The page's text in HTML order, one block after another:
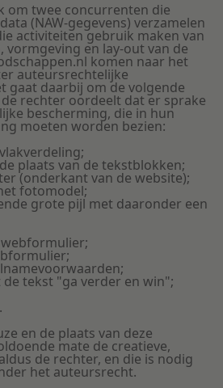
om twee concurrenten die
(NAW-gegevens) verzamelen
activiteiten gebruik maken van
vormgeving en lay-out van de
komen naar het
auteursrechtelijke
gaat daarbij om de volgende
rechter oordeelt dat er sprake
bescherming, die in hun
moeten worden bezien:
plaats van de tekstblokken;
(onderkant van de website);
fotomodel;
grote pijl met daaronder een
tekst "ga verder en win";
en de plaats van deze
mate de creatieve,
de rechter, en die is nodig
het auteursrecht.